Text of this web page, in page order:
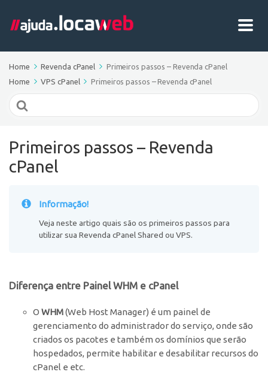
Home Revenda cPanel
Primeiros passos – Revenda cPanel
Home
VPS cPanel Primeiros passos – Revenda cPanel
Search
For
Primeiros passos – Revenda
cPanel
Informação!
Veja neste artigo quais são os primeiros passos para
utilizar sua Revenda cPanel Shared ou VPS.
Diferença entre Painel WHM e cPanel
O WHM(Web Host Manager) é um painel de
gerenciamento do administrador do serviço, onde são
criados os pacotes e também os domínios que serão
hospedados, permite habilitar e desabilitar recursos do
cPanel e etc.